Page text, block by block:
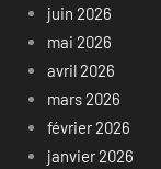
juin 2026
mai 2026
avril 2026
mars 2026
février 2026
janvier 2026